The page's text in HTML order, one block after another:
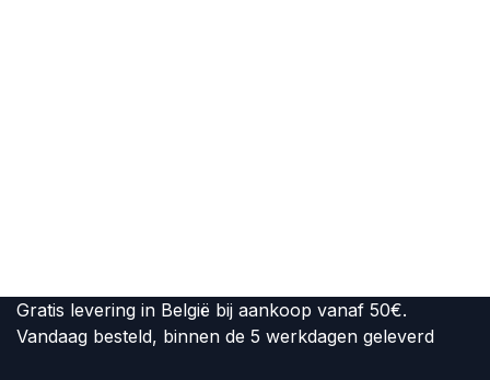
Gratis levering in België bij aankoop vanaf 50€.
Vandaag besteld, binnen de 5 werkdagen geleverd